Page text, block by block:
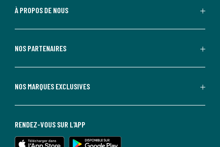
À PROPOS DE NOUS
NOS PARTENAIRES
NOS MARQUES EXCLUSIVES
RENDEZ-VOUS SUR L'APP